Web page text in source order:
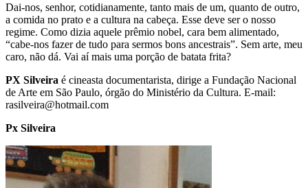
Dai-nos, senhor, cotidianamente, tanto mais de um, quanto de outro,
a comida no prato e a cultura na cabeça. Esse deve ser o nosso
regime. Como dizia aquele prêmio nobel, cara bem alimentado,
“cabe-nos fazer de tudo para sermos bons ancestrais”. Sem arte, meu
caro, não dá. Vai aí mais uma porção de batata frita?
PX Silveira é cineasta documentarista, dirige a Fundação Nacional
de Arte em São Paulo, órgão do Ministério da Cultura. E-mail:
rasilveira@hotmail.com
Px Silveira